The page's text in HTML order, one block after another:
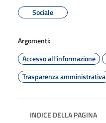
Sociale
Argomenti:
Accesso all'informazione
Trasparenza amministrativa
INDICE DELLA PAGINA